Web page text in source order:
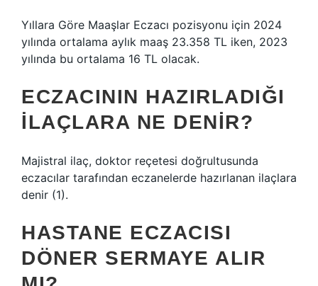
Yıllara Göre Maaşlar Eczacı pozisyonu için 2024
yılında ortalama aylık maaş 23.358 TL iken, 2023
yılında bu ortalama 16 TL olacak.
ECZACININ HAZIRLADIĞI
ILAÇLARA NE DENIR?
Majistral ilaç, doktor reçetesi doğrultusunda
eczacılar tarafından eczanelerde hazırlanan ilaçlara
denir (1).
HASTANE ECZACISI
DÖNER SERMAYE ALIR